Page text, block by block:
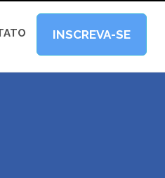
INSCREVA-SE